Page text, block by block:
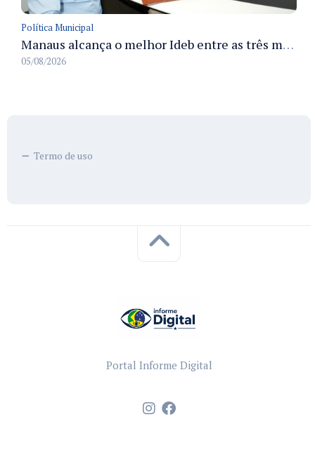
Política Municipal
Manaus alcança o melhor Ideb entre as três maiores redes municipais do país em 2025 com avanço na aprendizagem
05/08/2026
Termo de uso
Portal Informe Digital